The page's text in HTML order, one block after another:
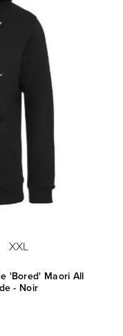
XXL
'Bored' Maori All
- Noir